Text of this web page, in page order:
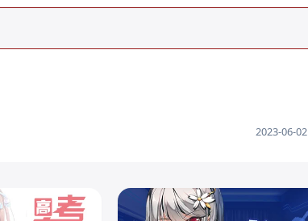
2023-06-02